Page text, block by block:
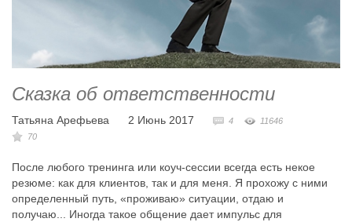
Сказка об ответственности
Татьяна Арефьева 2 Июнь 2017 4
11646
70
После любого тренинга или коуч-сессии всегда есть некое
резюме: как для клиентов, так и для меня. Я прохожу с ними
определенный путь, «проживаю» ситуации, отдаю и
получаю... Иногда такое общение дает импульс для